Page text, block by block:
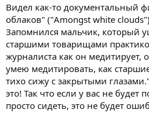
Видел как-то документальный
облаков" ("Amongst white
Запомнился мальчик, который
старшими товарищами
журналиста как он медитирует,
умею медитировать, как
тихо сижу с закрытыми
это! Так что если у вас не будет
просто сидеть, это не будет